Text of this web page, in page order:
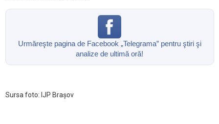
Urmăreşte pagina de Facebook „Telegrama” pentru ştiri şi
analize de ultimă oră!
Sursa foto: IJP Brașov